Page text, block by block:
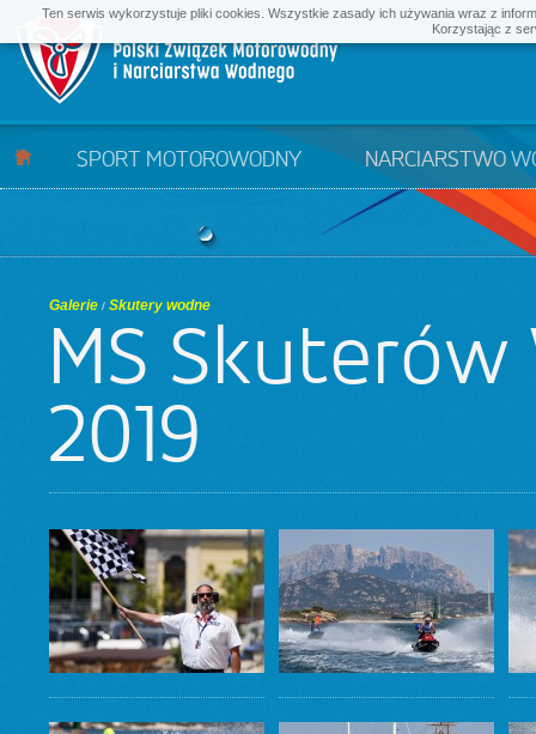
SPORT MOTOROWODNY NARCIARSTWO
Galerie / Skutery wodne
MŚ
2019
Ten serwis wykorzystuje pliki cookies. Wszystkie zasady ich używania wraz z
Korzystając z